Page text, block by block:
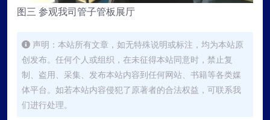
图三 参观我司管子管板展厅
声明：本站所有文章，如无特殊说明或标注，均为本站原
创发布。任何个人或组织，在未征得本站同意时，禁止复
制、盗用、采集、发布本站内容到任何网站、书籍等各类媒
体平台。如若本站内容侵犯了原著者的合法权益，可联系我
们进行处理。